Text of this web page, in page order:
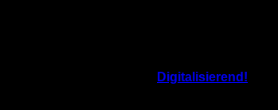
Digitalisierend!